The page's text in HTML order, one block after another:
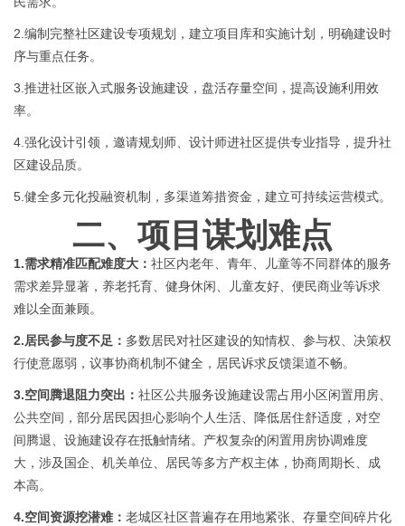
2.编制完整社区建设专项规划，建立项目库和实施计划，明确建设时
序与重点任务。
3.推进社区嵌入式服务设施建设，盘活存量空间，提高设施利用效
率。
4.强化设计引领，邀请规划师、设计师进社区提供专业指导，提升社
区建设品质。
5.健全多元化投融资机制，多渠道筹措资金，建立可持续运营模式。
二、 项目 谋划难点
1.需求精准匹配难度大 ： 社区内老年、青年、儿童等不同群体的服务
需求差异显著，养老托育、健身休闲、儿童友好、便民商业等诉求
难以全面兼顾。
2.居民参与度不足 ： 多数居民对社区建设的知情权、参与权、决策权
行使意愿弱，议事协商机制不健全，居民诉求反馈渠道不畅。
3.空间腾退阻力突出 ： 社区公共服务设施建设需占用小区闲置用房、
公共空间，部分居民因担心影响个人生活、降低居住舒适度，对空
间腾退、设施建设存在抵触情绪。产权复杂的闲置用房协调难度
大，涉及国企、机关单位、居民等多方产权主体，协商周期长、成
本高。
4.空间资源挖潜难： 老城区社区普遍存在用地紧张、存量空间碎片化